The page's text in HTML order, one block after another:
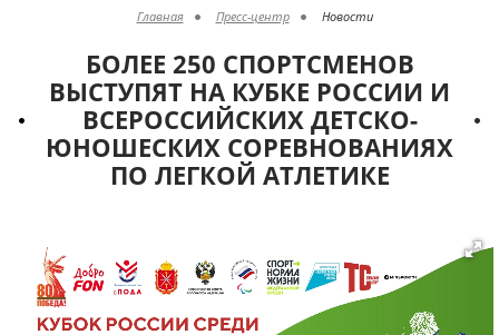
Главная Пресс-центр Новости
БОЛЕЕ 250 СПОРТСМЕНОВ
ВЫСТУПЯТ НА КУБКЕ РОССИИ И
ВСЕРОССИЙСКИХ ДЕТСКО-
ЮНОШЕСКИХ СОРЕВНОВАНИЯХ
ПО ЛЕГКОЙ АТЛЕТИКЕ